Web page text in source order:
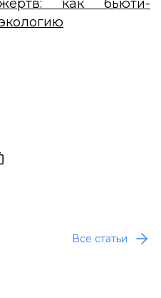
как бьюти-
Все статьи